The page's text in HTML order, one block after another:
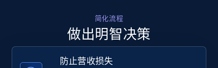
Amazon products - find products by using
upc numbers
price, Currency, Availability, Reviews count, and
简化流程
做出明智决策
防止营收损失